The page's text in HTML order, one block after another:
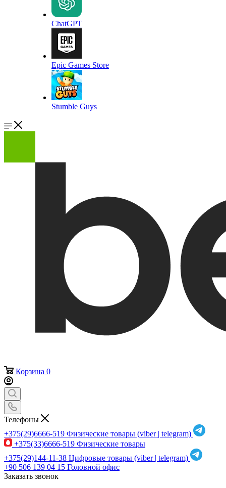
ChatGPT
Epic Games Store
Stumble Guys
Корзина 0
Телефоны
+375(29)6666-519 Физические товары (viber | telegram)
+375(33)6666-519 Физические товары
+375(29)144-11-38 Цифровые товары (viber | telegram)
+90 506 139 04 15 Головной офис
Заказать звонок